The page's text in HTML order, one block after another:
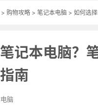
> 购物攻略 > 笔记本电脑 > 如何选
记本电脑？
南
脑